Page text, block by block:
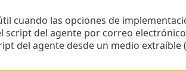
cuando las opciones de
del agente por correo
del agente desde un medio extraíble